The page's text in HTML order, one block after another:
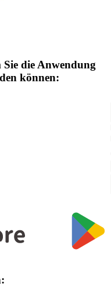
die Anwendung
können: